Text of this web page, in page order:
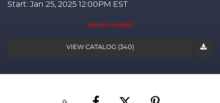
Start: Jan 25, 2025 12:00PM EST
Auction ended
VIEW CATALOG (340)